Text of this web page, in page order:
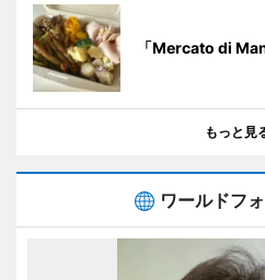
「Mercato di
もっと見
ワールドフ